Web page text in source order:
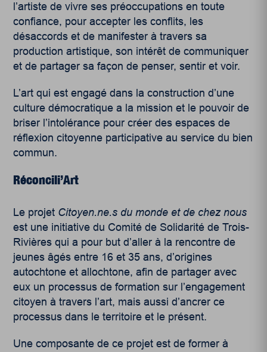
l’artiste de vivre ses préoccupations en toute
confiance, pour accepter les conflits, les
désaccords et de manifester à travers sa
production artistique, son intérêt de communiquer
et de partager sa façon de penser, sentir et voir.
L’art qui est engagé dans la construction d’une
culture démocratique a la mission et le pouvoir de
briser l’intolérance pour créer des espaces de
réflexion citoyenne participative au service du bien
commun.
Réconcili’Art
Le projet Citoyen.ne.s du monde et de chez nous
est une initiative du Comité de Solidarité de Trois-
Rivières qui a pour but d’aller à la rencontre de
jeunes âgés entre 16 et 35 ans, d’origines
autochtone et allochtone, afin de partager avec
eux un processus de formation sur l’engagement
citoyen à travers l’art, mais aussi d’ancrer ce
processus dans le territoire et le présent.
Une composante de ce projet est de former à